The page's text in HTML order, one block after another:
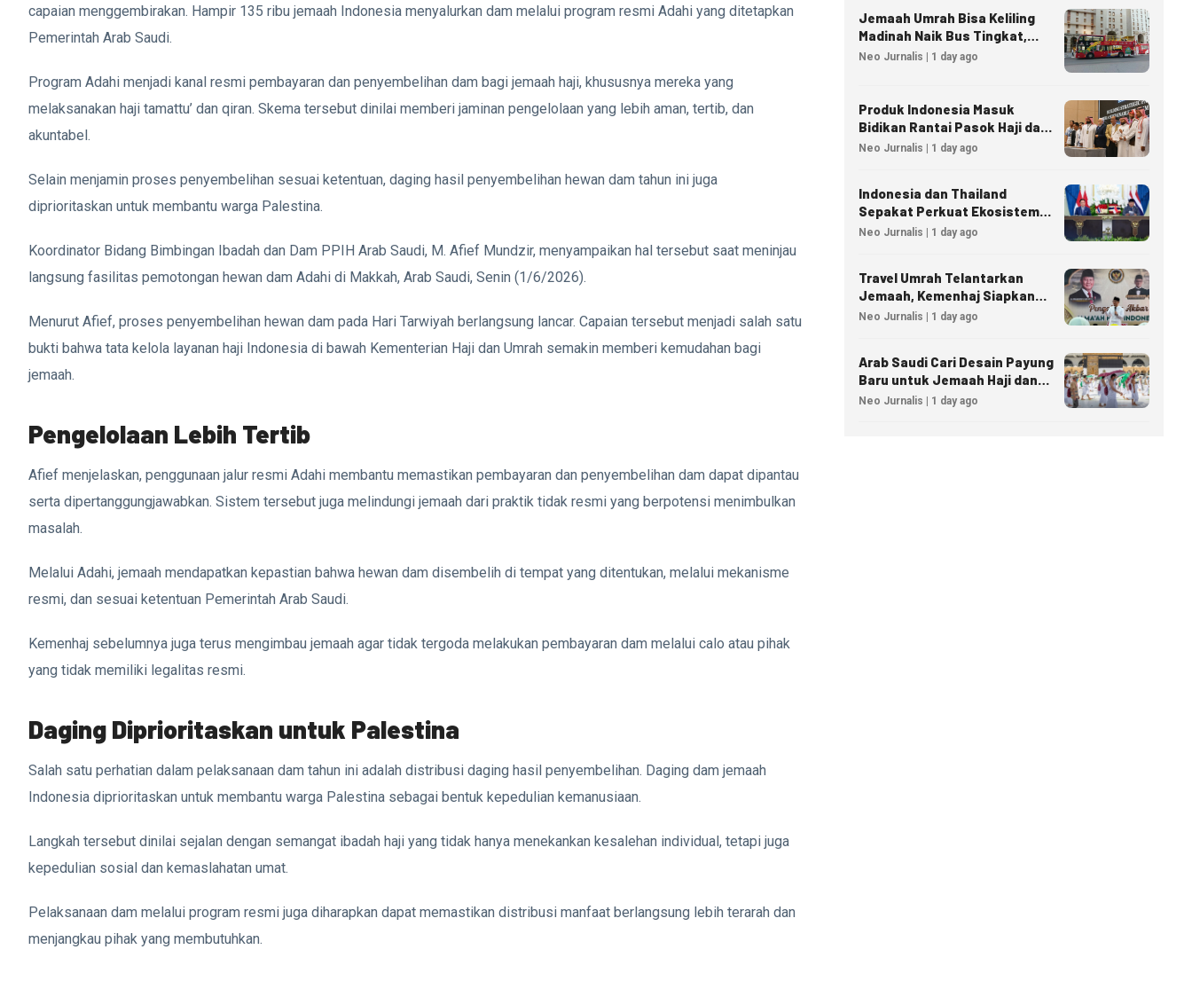
capaian menggembirakan. Hampir 135 ribu jemaah Indonesia menyalurkan dam melalui program resmi Adahi yang ditetapkan
Pemerintah Arab Saudi.
Program Adahi menjadi kanal resmi pembayaran dan penyembelihan dam bagi jemaah haji, khususnya mereka yang
melaksanakan haji tamattu’ dan qiran. Skema tersebut dinilai memberi jaminan pengelolaan yang lebih aman, tertib, dan
akuntabel.
Selain menjamin proses penyembelihan sesuai ketentuan, daging hasil penyembelihan hewan dam tahun ini juga
diprioritaskan untuk membantu warga Palestina.
Koordinator Bidang Bimbingan Ibadah dan Dam PPIH Arab Saudi, M. Afief Mundzir, menyampaikan hal tersebut saat meninjau
langsung fasilitas pemotongan hewan dam Adahi di Makkah, Arab Saudi, Senin (1/6/2026).
Menurut Afief, proses penyembelihan hewan dam pada Hari Tarwiyah berlangsung lancar. Capaian tersebut menjadi salah satu
bukti bahwa tata kelola layanan haji Indonesia di bawah Kementerian Haji dan Umrah semakin memberi kemudahan bagi
jemaah.
Pengelolaan Lebih Tertib
Afief menjelaskan, penggunaan jalur resmi Adahi membantu memastikan pembayaran dan penyembelihan dam dapat dipantau
serta dipertanggungjawabkan. Sistem tersebut juga melindungi jemaah dari praktik tidak resmi yang berpotensi menimbulkan
masalah.
Melalui Adahi, jemaah mendapatkan kepastian bahwa hewan dam disembelih di tempat yang ditentukan, melalui mekanisme
resmi, dan sesuai ketentuan Pemerintah Arab Saudi.
Kemenhaj sebelumnya juga terus mengimbau jemaah agar tidak tergoda melakukan pembayaran dam melalui calo atau pihak
yang tidak memiliki legalitas resmi.
Daging Diprioritaskan untuk Palestina
Salah satu perhatian dalam pelaksanaan dam tahun ini adalah distribusi daging hasil penyembelihan. Daging dam jemaah
Indonesia diprioritaskan untuk membantu warga Palestina sebagai bentuk kepedulian kemanusiaan.
Langkah tersebut dinilai sejalan dengan semangat ibadah haji yang tidak hanya menekankan kesalehan individual, tetapi juga
kepedulian sosial dan kemaslahatan umat.
Pelaksanaan dam melalui program resmi juga diharapkan dapat memastikan distribusi manfaat berlangsung lebih terarah dan
menjangkau pihak yang membutuhkan.
Jemaah Umrah Bisa Keliling
Madinah Naik Bus Tingkat,
Tiket Mulai 40 Riyal
Neo Jurnalis | 1 day ago
Produk Indonesia Masuk
Bidikan Rantai Pasok Haji dan
Umrah Arab Saudi
Neo Jurnalis | 1 day ago
Indonesia dan Thailand
Sepakat Perkuat Ekosistem
Industri Halal
Neo Jurnalis | 1 day ago
Travel Umrah Telantarkan
Jemaah, Kemenhaj Siapkan
Sanksi Penutupan Izin hingga
Neo Jurnalis | 1 day ago
Arab Saudi Cari Desain Payung
Baru untuk Jemaah Haji dan
Umrah
Neo Jurnalis | 1 day ago